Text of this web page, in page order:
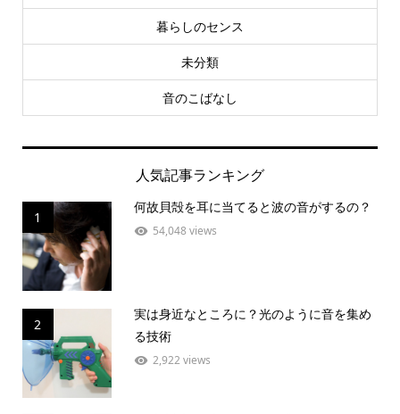
暮らしのセンス
未分類
音のこばなし
人気記事ランキング
1
何故貝殻を耳に当てると波の音がするの？
54,048 views
2
実は身近なところに？光のように音を集め
る技術
2,922 views